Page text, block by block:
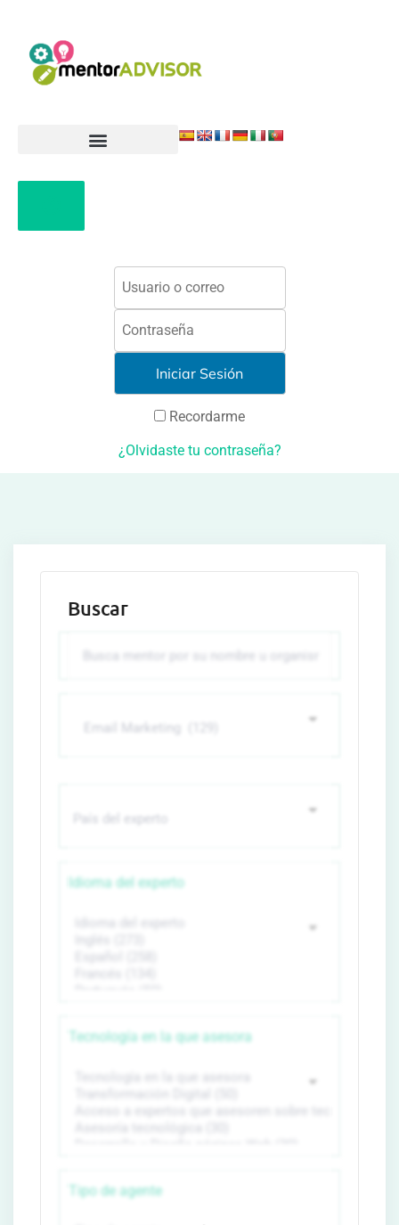
Recordarme
¿Olvidaste tu contraseña?
Buscar
Idioma del experto
Tecnología en la que asesora
Tipo de agente